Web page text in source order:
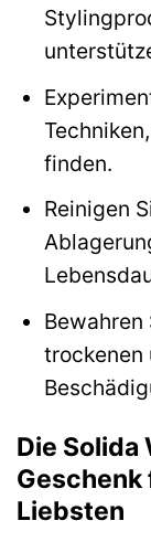
finden.
Reinigen
Bewahren
trockenen
Die Solida
Geschenk
Liebsten